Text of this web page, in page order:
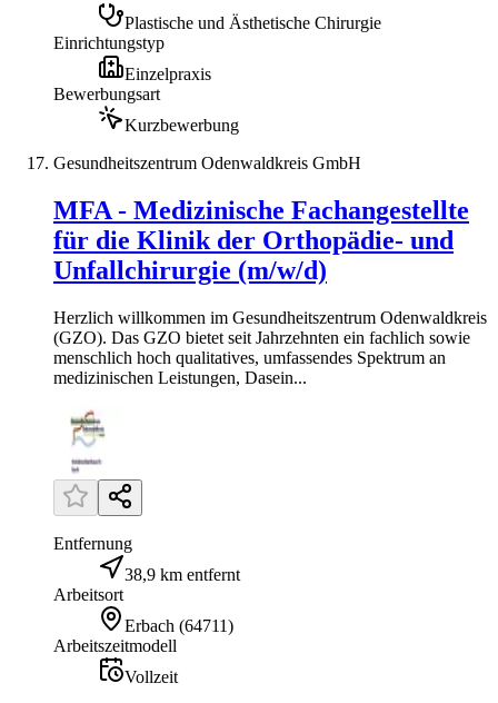
Plastische und Ästhetische Chirurgie
Einrichtungstyp
Einzelpraxis
Bewerbungsart
Kurzbewerbung
Gesundheitszentrum Odenwaldkreis GmbH
MFA - Medizinische Fachangestellte
für die Klinik der Orthopädie- und
Unfallchirurgie (m/w/d)
Herzlich willkommen im Gesundheitszentrum Odenwaldkreis
(GZO). Das GZO bietet seit Jahrzehnten ein fachlich sowie
menschlich hoch qualitatives, umfassendes Spektrum an
medizinischen Leistungen, Dasein...
Entfernung
38,9 km entfernt
Arbeitsort
Erbach (64711)
Arbeitszeitmodell
Vollzeit